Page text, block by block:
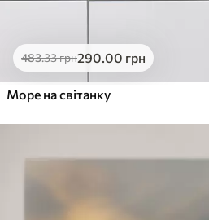
483.33грн290.00 грн
Море на світанку